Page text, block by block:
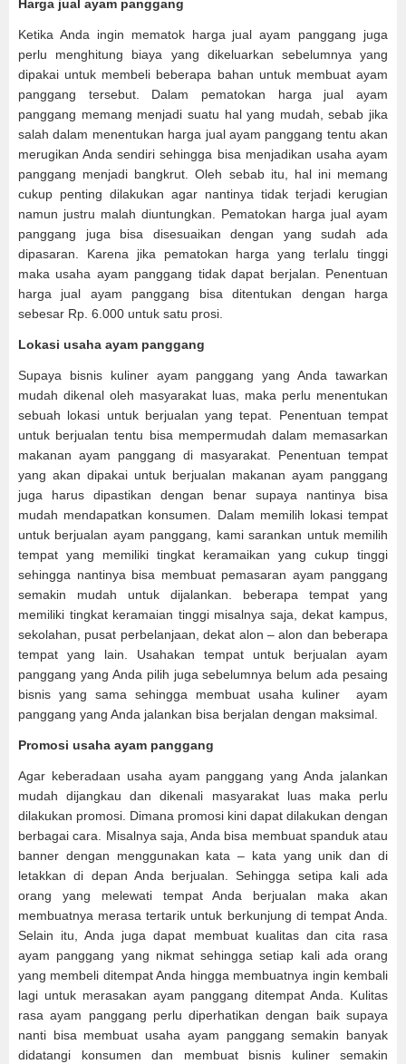
Harga jual ayam panggang
Ketika Anda ingin mematok harga jual ayam panggang juga
perlu menghitung biaya yang dikeluarkan sebelumnya yang
dipakai untuk membeli beberapa bahan untuk membuat ayam
panggang tersebut. Dalam pematokan harga jual ayam
panggang memang menjadi suatu hal yang mudah, sebab jika
salah dalam menentukan harga jual ayam panggang tentu akan
merugikan Anda sendiri sehingga bisa menjadikan usaha ayam
panggang menjadi bangkrut. Oleh sebab itu, hal ini memang
cukup penting dilakukan agar nantinya tidak terjadi kerugian
namun justru malah diuntungkan. Pematokan harga jual ayam
panggang juga bisa disesuaikan dengan yang sudah ada
dipasaran. Karena jika pematokan harga yang terlalu tinggi
maka usaha ayam panggang tidak dapat berjalan. Penentuan
harga jual ayam panggang bisa ditentukan dengan harga
sebesar Rp. 6.000 untuk satu prosi.
Lokasi usaha ayam panggang
Supaya bisnis kuliner ayam panggang yang Anda tawarkan
mudah dikenal oleh masyarakat luas, maka perlu menentukan
sebuah lokasi untuk berjualan yang tepat. Penentuan tempat
untuk berjualan tentu bisa mempermudah dalam memasarkan
makanan ayam panggang di masyarakat. Penentuan tempat
yang akan dipakai untuk berjualan makanan ayam panggang
juga harus dipastikan dengan benar supaya nantinya bisa
mudah mendapatkan konsumen. Dalam memilih lokasi tempat
untuk berjualan ayam panggang, kami sarankan untuk memilih
tempat yang memiliki tingkat keramaikan yang cukup tinggi
sehingga nantinya bisa membuat pemasaran ayam panggang
semakin mudah untuk dijalankan. beberapa tempat yang
memiliki tingkat keramaian tinggi misalnya saja, dekat kampus,
sekolahan, pusat perbelanjaan, dekat alon – alon dan beberapa
tempat yang lain. Usahakan tempat untuk berjualan ayam
panggang yang Anda pilih juga sebelumnya belum ada pesaing
bisnis yang sama sehingga membuat usaha kuliner ayam
panggang yang Anda jalankan bisa berjalan dengan maksimal.
Promosi usaha ayam panggang
Agar keberadaan usaha ayam panggang yang Anda jalankan
mudah dijangkau dan dikenali masyarakat luas maka perlu
dilakukan promosi. Dimana promosi kini dapat dilakukan dengan
berbagai cara. Misalnya saja, Anda bisa membuat spanduk atau
banner dengan menggunakan kata – kata yang unik dan di
letakkan di depan Anda berjualan. Sehingga setipa kali ada
orang yang melewati tempat Anda berjualan maka akan
membuatnya merasa tertarik untuk berkunjung di tempat Anda.
Selain itu, Anda juga dapat membuat kualitas dan cita rasa
ayam panggang yang nikmat sehingga setiap kali ada orang
yang membeli ditempat Anda hingga membuatnya ingin kembali
lagi untuk merasakan ayam panggang ditempat Anda. Kulitas
rasa ayam panggang perlu diperhatikan dengan baik supaya
nanti bisa membuat usaha ayam panggang semakin banyak
didatangi konsumen dan membuat bisnis kuliner semakin